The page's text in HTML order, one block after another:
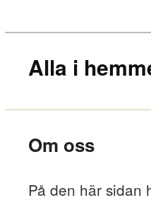
KONTAKT
Alla i
Om oss
På den här sidan